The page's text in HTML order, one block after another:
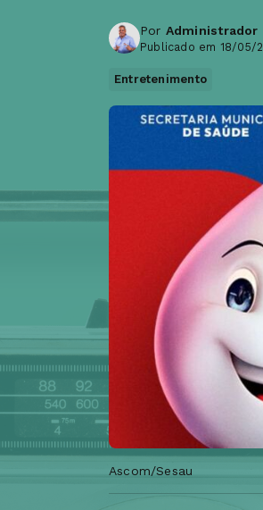
Por Administrador
Publicado em 18/05/
Entretenimento
Ascom/Sesau